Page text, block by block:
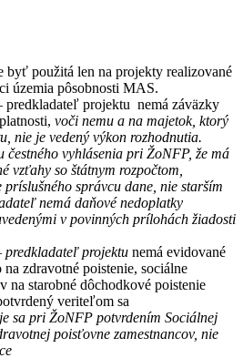
byť použitá len na projekty realizované
územia pôsobnosti MAS.
projektu nemá záväzky
voči nemu a na majetok, ktorý
nie je vedený výkon rozhodnutia.
čestného vyhlásenia pri ŽoNFP, že má
vzťahy so štátnym rozpočtom,
príslušného správcu dane, nie starším
nemá daňové nedoplatky
v povinných prílohách žiadosti
projektu nemá evidované
zdravotné poistenie, sociálne
na starobné dôchodkové poistenie
veriteľom sa
sa pri ŽoNFP potvrdením Sociálnej
poisťovne zamestnancov, nie